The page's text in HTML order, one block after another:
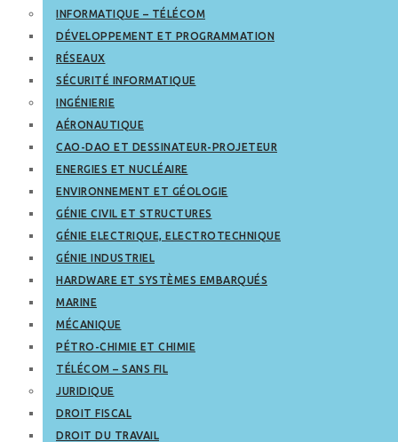
INFORMATIQUE – TÉLÉCOM
DÉVELOPPEMENT ET PROGRAMMATION
RÉSEAUX
SÉCURITÉ INFORMATIQUE
INGÉNIERIE
AÉRONAUTIQUE
CAO-DAO ET DESSINATEUR-PROJETEUR
ENERGIES ET NUCLÉAIRE
ENVIRONNEMENT ET GÉOLOGIE
GÉNIE CIVIL ET STRUCTURES
GÉNIE ELECTRIQUE, ELECTROTECHNIQUE
GÉNIE INDUSTRIEL
HARDWARE ET SYSTÈMES EMBARQUÉS
MARINE
MÉCANIQUE
PÉTRO-CHIMIE ET CHIMIE
TÉLÉCOM – SANS FIL
JURIDIQUE
DROIT FISCAL
DROIT DU TRAVAIL